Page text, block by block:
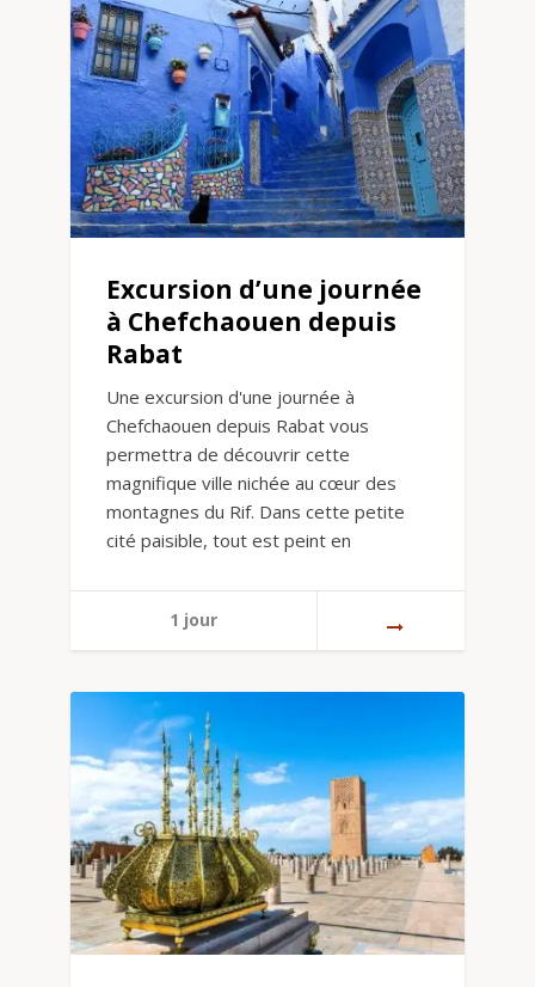
Excursion d’une journée
à Chefchaouen depuis
Rabat
Une excursion d'une journée à
Chefchaouen depuis Rabat vous
permettra de découvrir cette
magnifique ville nichée au cœur des
montagnes du Rif. Dans cette petite
cité paisible, tout est peint en
1 jour